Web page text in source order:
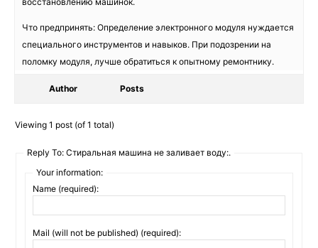
Что предпринять: Определение электронного модуля нуждается
специального инструментов и навыков. При подозрении на
поломку модуля, лучше обратиться к опытному ремонтнику.
Author Posts
Viewing 1 post (of 1 total)
Reply To: Стиральная машина не заливает воду:.
Your information:
Name (required):
Mail (will not be published) (required):